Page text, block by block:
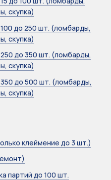
скупка)
до 250 шт. (ломбарды,
скупка)
до 350 шт. (ломбарды,
скупка)
до 500 шт. (ломбарды,
скупка)
клеймение до 3 шт.)
партий до 100 шт.